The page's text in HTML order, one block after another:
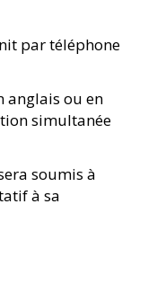
par téléphone
anglais ou en
simultanée
soumis à
à sa